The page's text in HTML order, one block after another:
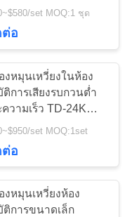
มัติความเร็วต่ำบน
set MOQ:1 ชุด
อ
งหมุนเหวี่ยงในห้อง
การเสียงรบกวนต่ำ
วามเร็ว TD-24K
บการ์ดกรุ๊ปเลือด
set MOQ:1set
อ
งหมุนเหวี่ยงห้อง
ติการขนาดเล็ก